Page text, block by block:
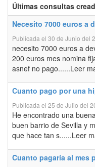
Últimas consultas
Necesito 7000 euros a
Publicada el 30 de Junio del
necesito 7000 euros a
200 euros mes nomina
asnef no pago......Leer
Cuanto pago por una
Publicada el 25 de Julio del
He encontrado una
buen barrio de Sevilla y
que hace tan s......Leer
Cuanto pagaría al mes